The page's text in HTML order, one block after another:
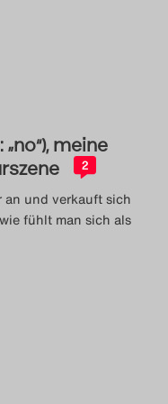
Blog
Blog
„no“), meine
2
und verkauft sich
fühlt man sich als